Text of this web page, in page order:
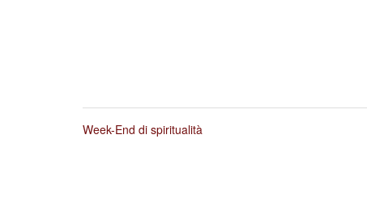
Week-End di spiritualità